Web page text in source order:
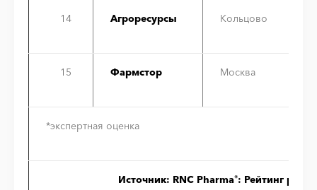
14 Агроресурсы Кольцово
15 Фармстор Москва
*экспертная оценка
Источник: RNC Pharma®: Рейтинг